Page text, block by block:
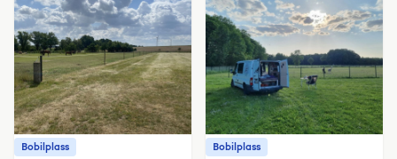
Bobilplass Bobilplass